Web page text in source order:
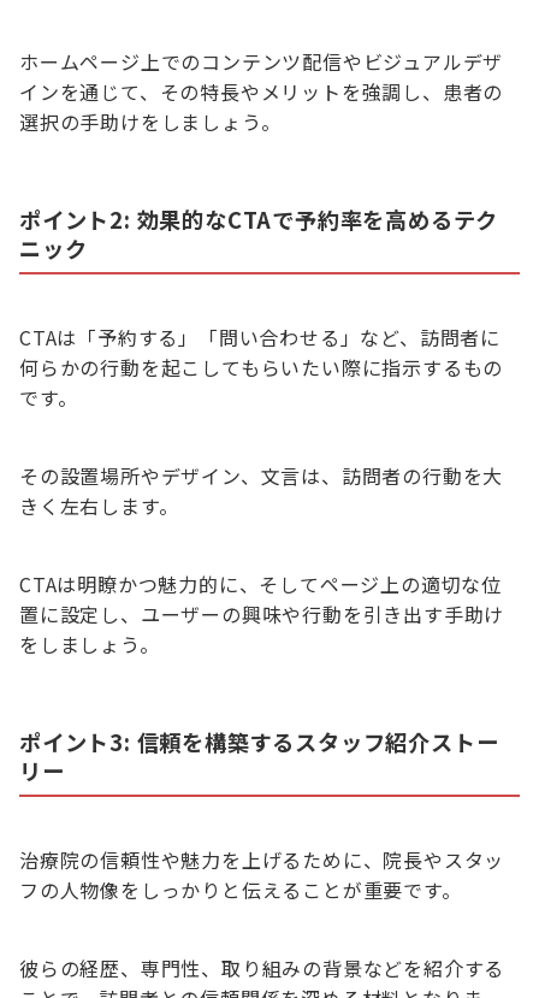
ホームページ上でのコンテンツ配信やビジュアルデザ
インを通じて、その特長やメリットを強調し、患者の
選択の手助けをしましょう。
ポイント2: 効果的なCTAで予約率を高めるテク
ニック
CTAは「予約する」「問い合わせる」など、訪問者に
何らかの行動を起こしてもらいたい際に指示するもの
です。
その設置場所やデザイン、文言は、訪問者の行動を大
きく左右します。
CTAは明瞭かつ魅力的に、そしてページ上の適切な位
置に設定し、ユーザーの興味や行動を引き出す手助け
をしましょう。
ポイント3: 信頼を構築するスタッフ紹介ストー
リー
治療院の信頼性や魅力を上げるために、院長やスタッ
フの人物像をしっかりと伝えることが重要です。
彼らの経歴、専門性、取り組みの背景などを紹介する